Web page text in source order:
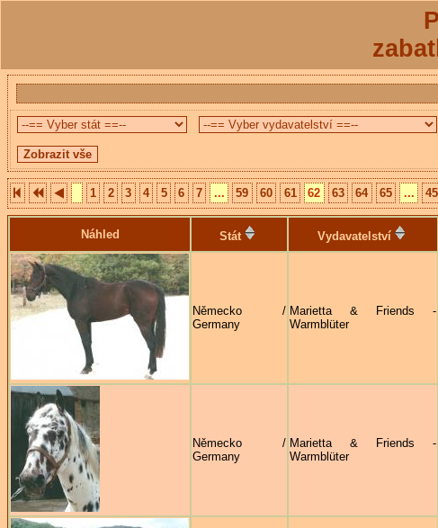
1 2 3 4 5 6 7 ... 59 60 61 62 63 64 65 ...
Náhled Stát Vydavatelství
Německo /
Germany
Marietta & Friends -
Warmblüter
Německo /
Germany
Marietta & Friends -
Warmblüter